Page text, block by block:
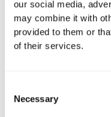
our social media,
may combine it with
provided to them or
of their services.
Selection
Necessary